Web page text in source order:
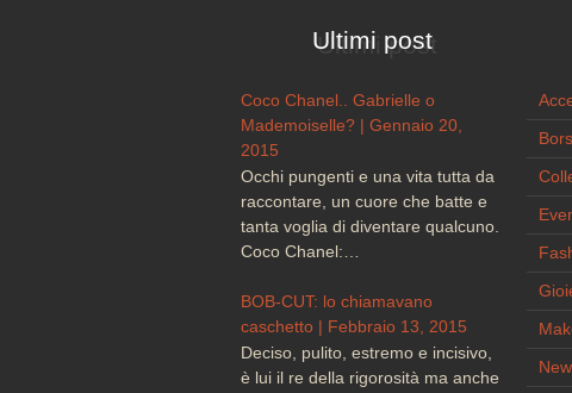
Ultimi post
Coco Chanel.. Gabrielle o
Mademoiselle? | Gennaio 20,
2015
Occhi pungenti e una vita tutta da
raccontare, un cuore che batte e
tanta voglia di diventare qualcuno.
Coco Chanel:…
BOB-CUT: lo chiamavano
caschetto | Febbraio 13, 2015
Deciso, pulito, estremo e incisivo,
è lui il re della rigorosità ma anche